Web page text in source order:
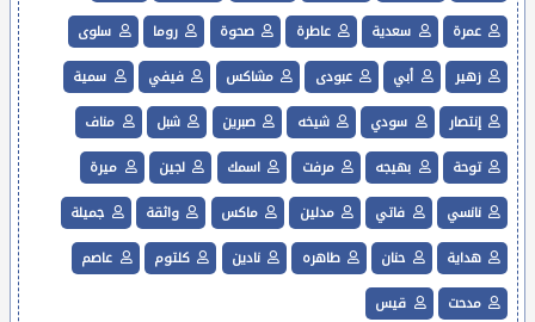
عمرة
سعدية عاطرة صحوة روما
سلوى
زهير
أبي عبودى مشاكس فيفي
سمية
إنتصار
سودي شيخه صبرين شبل
مناف
توحة
بهيجه مرفت اسمك لجين
ميرة
نانسي
فاتي مدلين ماكس واثقة
جميلة
هداية
حنان طاهره نادين كلتوم
عاصم
مدحت
قيس